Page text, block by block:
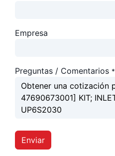
Empresa
Preguntas / Comentarios *
Enviar